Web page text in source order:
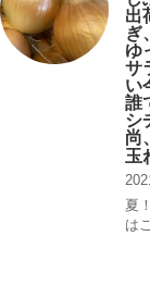
出
ぎ
ゆ
サ
い
誰
シ
尚
玉
夏
は